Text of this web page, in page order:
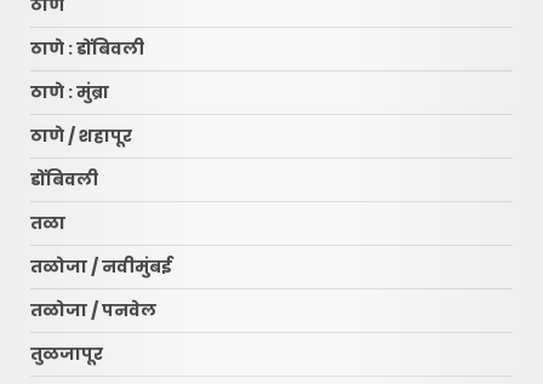
ठाणे
ठाणे : डोंबिवली
ठाणे : मुंब्रा
ठाणे / शहापूर
डोंबिवली
तळा
तळोजा / नवीमुंबई
तळोजा / पनवेल
तुळजापूर